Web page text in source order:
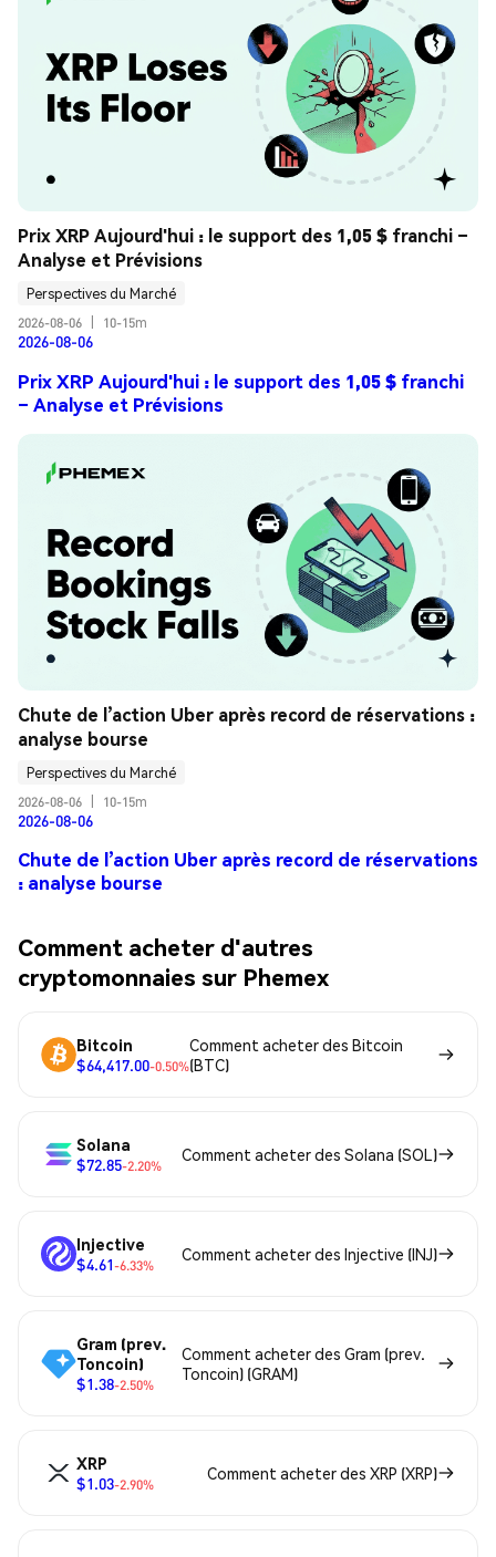
Prix XRP Aujourd'hui : le support des 1,05 $ franchi –
Analyse et Prévisions
Perspectives du Marché
2026-08-06
10-15m
2026-08-06
Prix XRP Aujourd'hui : le support des 1,05 $ franchi
– Analyse et Prévisions
Chute de l’action Uber après record de réservations :
analyse bourse
Perspectives du Marché
2026-08-06
10-15m
2026-08-06
Chute de l’action Uber après record de réservations
: analyse bourse
Comment acheter d'autres
cryptomonnaies sur Phemex
Bitcoin
$64,417.00-0.50%
Comment acheter des Bitcoin
(BTC)
Solana
$72.85-2.20%
Comment acheter des Solana (SOL)
Injective
$4.61-6.33%
Comment acheter des Injective (INJ)
Gram (prev.
Toncoin)
$1.38-2.50%
Comment acheter des Gram (prev.
Toncoin) (GRAM)
XRP
$1.03-2.90%
Comment acheter des XRP (XRP)